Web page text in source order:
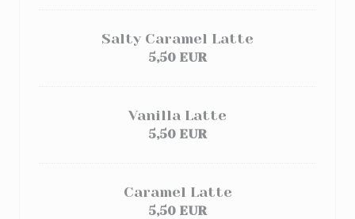
Salty Caramel Latte
5,50 EUR
Vanilla Latte
5,50 EUR
Caramel Latte
5,50 EUR